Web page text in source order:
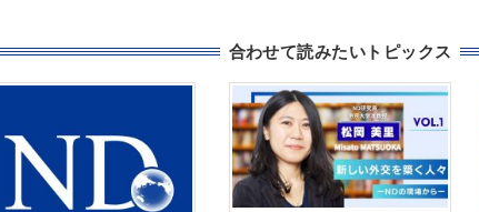
合わせて読みたいトピックス